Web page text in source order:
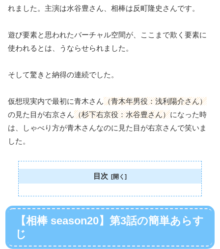
れました。主演は水谷豊さん、相棒は反町隆史さんです。
遊び要素と思われたバーチャル空間が、ここまで欺く要素に
使われるとは、うならせられました。
そして驚きと納得の連続でした。
仮想現実内で最初に青木さん（青木年男役：浅利陽介さん）
の見た目が右京さん（杉下右京役：水谷豊さん）になった時
は、しゃべり方が青木さんなのに見た目が右京さんで笑いま
した。
目次
【相棒 season20】第3話の簡単あらす
じ